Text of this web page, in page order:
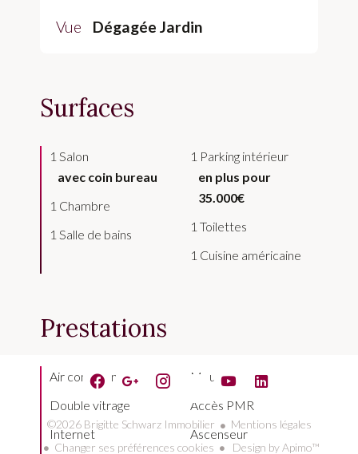
Vue
Dégagée Jardin
Surfaces
1 Salon
avec coin bureau
1 Chambre
1 Salle de bains
1 Parking intérieur
en plus pour
35.000€
1 Toilettes
1 Cuisine américaine
Prestations
Air conditionné
Double vitrage
Internet
Meublé
Accès PMR
Ascenseur
©2026 Brigitte Schwarz Immobilier
Mentions légales
Changer ses préférences cookies
Design byApimo™